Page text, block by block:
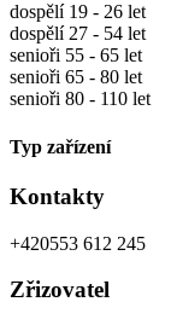
dospělí 19 - 26 let
dospělí 27 - 54 let
senioři 55 - 65 let
senioři 65 - 80 let
senioři 80 - 110 let
Typ zařízení
Kontakty
+420553 612 245
Zřizovatel